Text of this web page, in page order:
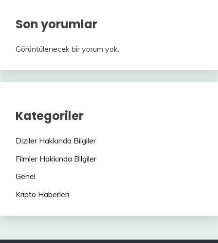
Son yorumlar
Görüntülenecek bir yorum yok.
Kategoriler
Diziler Hakkında Bilgiler
Filmler Hakkında Bilgiler
Genel
Kripto Haberleri